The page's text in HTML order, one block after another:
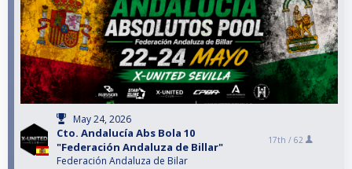
May 24, 2026
Cto. Andalucía Abs Bola 10
"Federación Andaluza de Billar"
Federación Andaluza de Bilar
17th / 62